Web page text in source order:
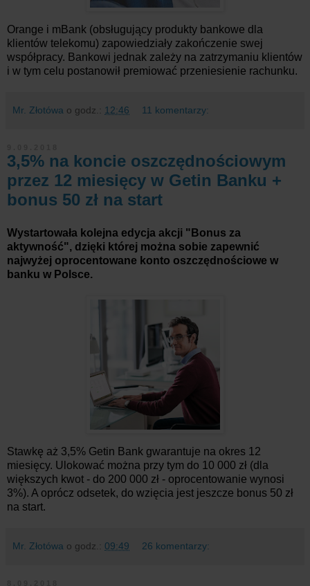
Orange i mBank (obsługujący produkty bankowe dla
klientów telekomu) zapowiedziały zakończenie swej
współpracy. Bankowi jednak zależy na zatrzymaniu klientów
i w tym celu postanowił premiować przeniesienie rachunku.
Mr. Złotówa o godz.: 12:46 11 komentarzy:
3,5% na koncie oszczędnościowym
przez 12 miesięcy w Getin Banku +
bonus 50 zł na start
Wystartowała kolejna edycja akcji "Bonus za
aktywność", dzięki której można sobie zapewnić
najwyżej oprocentowane konto oszczędnościowe w
banku w Polsce.
Stawkę aż 3,5% Getin Bank gwarantuje na okres 12
miesięcy. Ulokować można przy tym do 10 000 zł (dla
większych kwot - do 200 000 zł - oprocentowanie wynosi
3%). A oprócz odsetek, do wzięcia jest jeszcze bonus 50 zł
na start.
Mr. Złotówa o godz.: 09:49 26 komentarzy: